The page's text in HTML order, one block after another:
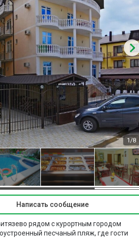
1/8
Написать сообщение
рядом с курортным городом
песчаный пляж, где гости